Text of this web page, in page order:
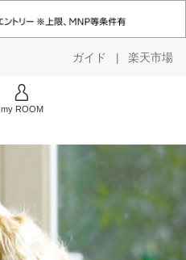
ガイド | 楽天市場
my ROOM